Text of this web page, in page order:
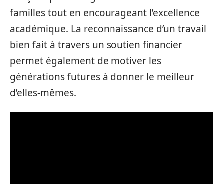
familles tout en encourageant l’excellence
académique. La reconnaissance d’un travail
bien fait à travers un soutien financier
permet également de motiver les
générations futures à donner le meilleur
d’elles-mêmes.